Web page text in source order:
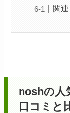
関連
noshの人
口コミと